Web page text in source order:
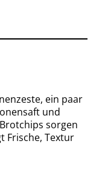
ein paar
und
sorgen
Frische, Textur